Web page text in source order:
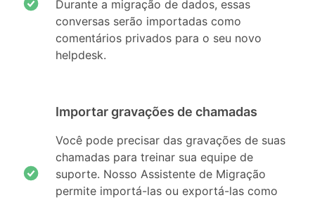
Durante a migração de dados, essas
conversas serão importadas como
comentários privados para o seu novo
helpdesk.
Importar gravações de chamadas
Você pode precisar das gravações de suas
chamadas para treinar sua equipe de
suporte. Nosso Assistente de Migração
permite importá-las ou exportá-las como